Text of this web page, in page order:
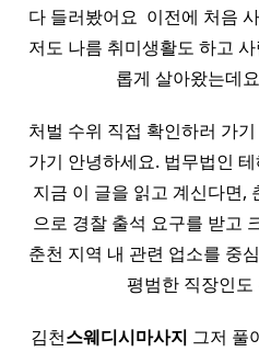
다 들러봤어요 ​ 이전에 처음
저도 나름 취미생활도 하고
롭게 살아왔는데
처벌 수위 직접 확인하러 가
가기 안녕하세요. 법무법인
지금 이 글을 읽고 계신다면,
으로 경찰 출석 요구를 받고
춘천 지역 내 관련 업소를 중
평범한 직장인
김천스웨디시마사지 그저 풀